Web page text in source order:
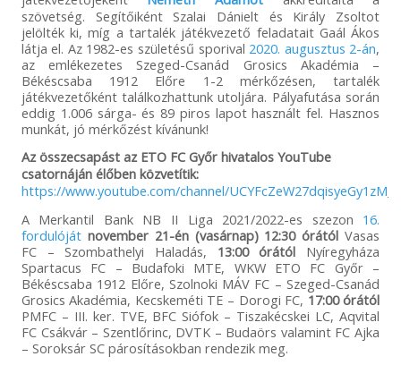
szövetség. Segítőiként Szalai Dánielt és Király Zsoltot
jelölték ki, míg a tartalék játékvezető feladatait Gaál Ákos
látja el. Az 1982-es születésű sporival 2020. augusztus 2-án,
az emlékezetes Szeged-Csanád Grosics Akadémia –
Békéscsaba 1912 Előre 1-2 mérkőzésen, tartalék
játékvezetőként találkozhattunk utoljára. Pályafutása során
eddig 1.006 sárga- és 89 piros lapot használt fel. Hasznos
munkát, jó mérkőzést kívánunk!
Az összecsapást az ETO FC Győr hivatalos YouTube
csatornáján élőben közvetítik:
https://www.youtube.com/channel/
A Merkantil Bank NB II Liga 2021/2022-es szezon 16.
fordulóját november 21-én (vasárnap) 12:30 órától Vasas
FC – Szombathelyi Haladás, 13:00 órától Nyíregyháza
Spartacus FC – Budafoki MTE, WKW ETO FC Győr –
Békéscsaba 1912 Előre, Szolnoki MÁV FC – Szeged-Csanád
Grosics Akadémia, Kecskeméti TE – Dorogi FC, 17:00 órától
PMFC – III. ker. TVE, BFC Siófok – Tiszakécskei LC, Aqvital
FC Csákvár – Szentlőrinc, DVTK – Budaörs valamint FC Ajka
– Soroksár SC párosításokban rendezik meg.